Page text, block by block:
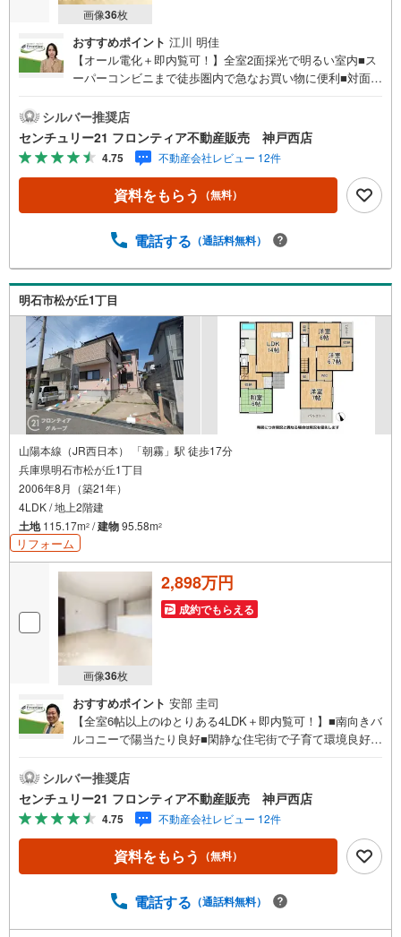
画像36枚
おすすめポイント 江川 明佳
【オール電化＋即内覧可！】全室2面採光で明るい室内■ス
ーパーコンビニまで徒歩圏内で急なお買い物に便利■対面キ
りある生活を送れます 特徴・閑静な住宅地で音を気にせず
ゆっくりと生活ができます・家族みんなが集まれる広々リ
ビング 、収納たっぷりでお部屋がすっきり片付きます・浴
室暖房や洗髪洗面化粧台など生活根便利な設備が整ってお
ります 立地・神戸市立長坂小学校まで徒歩約16分・神戸市
立長坂中学校まで徒歩約17分 弊社が選ばれる理由 1.お金の
サポート2.買い替えなどにも対応できる売却専門チームあ
るように審査が可能4.物件のお引渡し後に必要になったお
家のリフォームも弊社のリフォームプランナーがご提案5.
定期的にご連絡を繋ぎ、有事の際に迅速にサポートいたし
ます弊社は専門家同士が連携をとっているため、より多く
の知見がございます。お気軽にお問合せください
シルバー推奨店
センチュリー21 フロンティア不動産販売 神戸西店
4.75 不動産会社レビュー 12件
資料をもらう （無料）
電話する （通話料無料）
明石市松が丘1丁目
山陽本線（JR西日本） 「朝霧」駅 徒歩17分
兵庫県明石市松が丘1丁目
2006年8月（築21年）
4LDK / 地上2階建
土地115.17m2 /建物95.58m2
リフォーム
画像36枚
2,898万円
成約でもらえる
おすすめポイント 安部 圭司
【全室6帖以上のゆとりある4LDK＋即内覧可！】■南向きバ
ルコニーで陽当たり良好■閑静な住宅街で子育て環境良好■
線に優れたカウンターキッチン＆システムキッチン採用・
朝の混雑解消に嬉しいトイレ2箇所設置・独立洗面所や室内
洗濯機置場など充実の設備・全居室に窓があり、2面採光に
よる明るい室内と通風を実現・南側道路に面した開放的な
立地 立地・松が丘小学校まで徒歩約6分・朝霧中学校まで
徒歩約12分 弊社が選ばれる理由 1.お金の扱い方のプロ、フ
替えなどにも対応できる売却専門チームあり！3.たくさん
シルバー推奨店
センチュリー21 フロンティア不動産販売 神戸西店
4.75 不動産会社レビュー 12件
資料をもらう （無料）
電話する （通話料無料）